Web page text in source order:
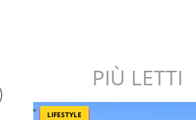
PIÙ LETTI
LIFESTYLE